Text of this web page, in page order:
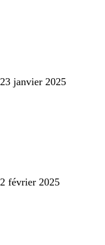
23 janvier 2025
2 février 2025